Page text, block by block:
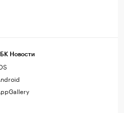
Новости